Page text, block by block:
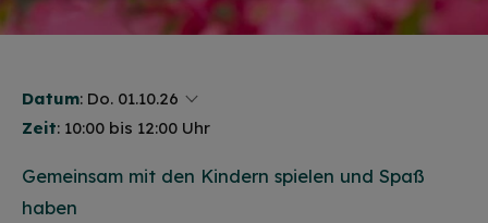
Datum: Do. 01.10.26
Zeit: 10:00 bis 12:00 Uhr
Gemeinsam mit den Kindern spielen und Spaß
haben